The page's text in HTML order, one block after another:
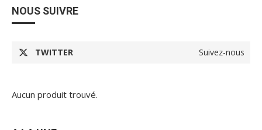
NOUS SUIVRE
TWITTER Suivez-nous
Aucun produit trouvé.